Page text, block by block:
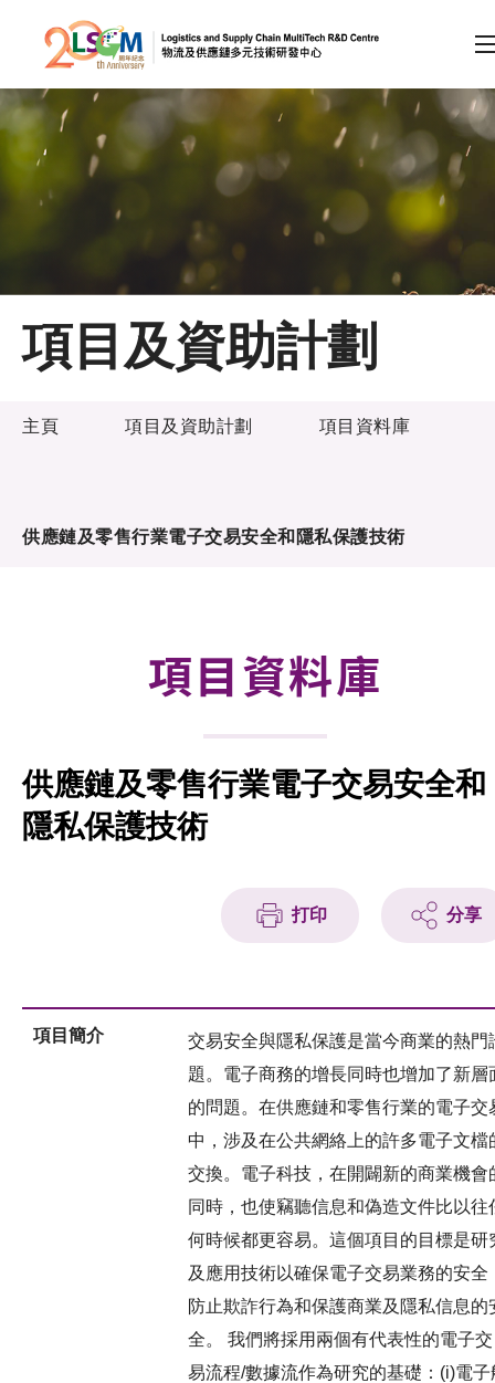
跳到內容（按回車鍵）
會員登入
A A EN 繁 简
主頁
關於LSCM
技術商品化
合作計劃
徵求研發項目計劃書
項目夥伴
項目及資助計劃
項目及資助計劃
主頁 項目及資助計劃 項目資料庫
供應鏈及零售行業電子交易安全和隱私保護技術
項目資料庫
供應鏈及零售行業電子交易安全和
隱私保護技術
打印 分享
項目簡介
交易安全與隱私保護是當今商業的熱門
題。電子商務的增長同時也增加了新層
的問題。在供應鏈和零售行業的電子交
中，涉及在公共網絡上的許多電子文檔
交換。電子科技，在開闢新的商業機會
同時，也使竊聽信息和偽造文件比以往
何時候都更容易。這個項目的目標是研
及應用技術以確保電子交易業務的安全
防止欺詐行為和保護商業及隱私信息的
全。 我們將採用兩個有代表性的電子交
易流程/數據流作為研究的基礎：(i)電子